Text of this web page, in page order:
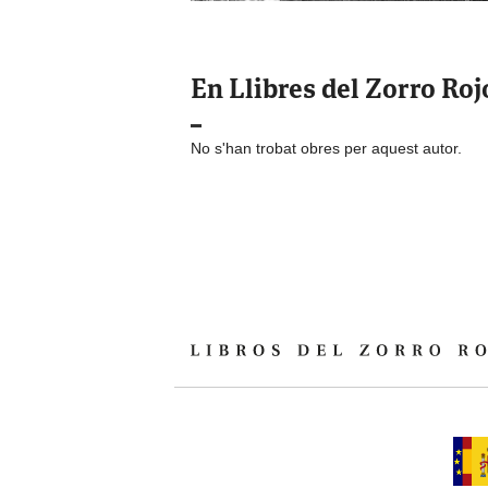
En Llibres del Zorro
No s'han trobat obres per aquest autor.